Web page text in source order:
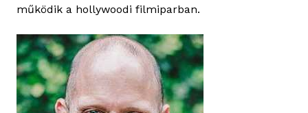
működik a hollywoodi filmiparban.